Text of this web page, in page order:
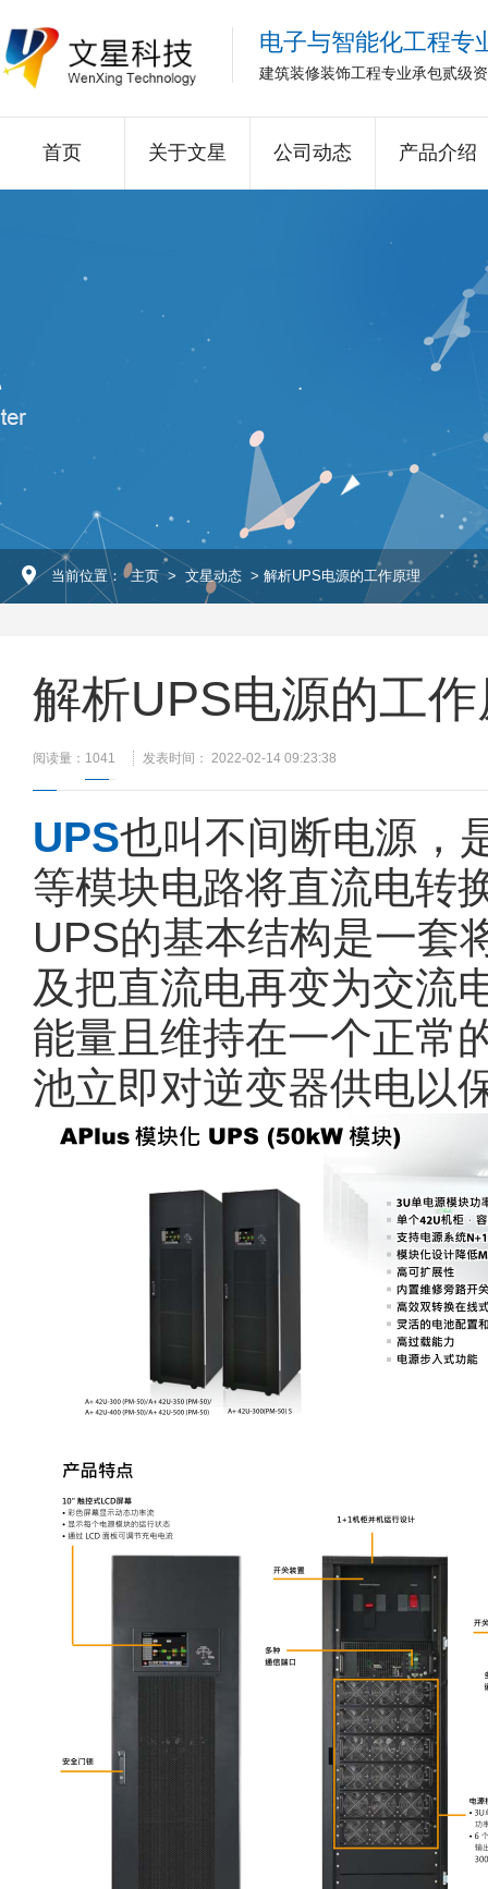
电子与智能化工程专
建筑装修装饰工程专业承包贰级
首页 关于文星 公司动态 产品介绍
当前位置： 主页 > 文星动态 > 解析UPS电源的工作原理
解析UPS电源的工
阅读量： 1041 发表时间： 2022-02-14 09:23:38
UPS也叫不间断电源，
等模块电路将直流电转
UPS的基本结构是一套
及把直流电再变为交流
能量且维持在一个正常
池立即对逆变器供电以